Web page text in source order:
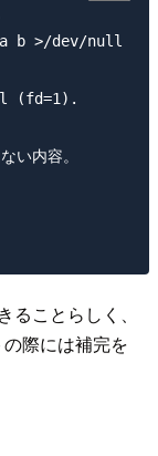
b >/dev/null
(fd=1).
い内容。
ことらしく、
際には補完を